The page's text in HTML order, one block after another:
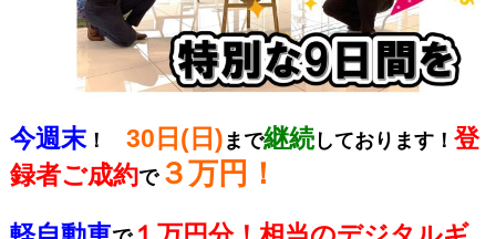
今週末！ 30日(日) まで継続しております！ 登
録者ご成約で３万円！